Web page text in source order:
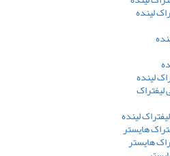
لینده
لینده
لیفتراک
لینده
هایستر
هایستر